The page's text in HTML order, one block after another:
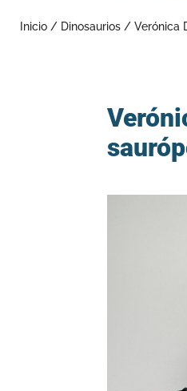
Inicio / Dinosaurios / Verónica